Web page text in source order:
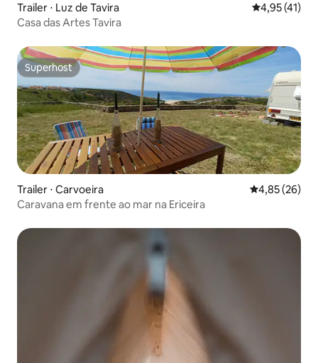
Trailer ⋅ Luz de Tavira 4,95 de uma
4,95 (41)
Casa das Artes Tavira
Superhost
Superhost
Trailer ⋅ Carvoeira 4,85 de uma
4,85 (26)
Caravana em frente ao mar na Ericeira